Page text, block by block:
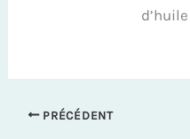
PRÉCÉDENT